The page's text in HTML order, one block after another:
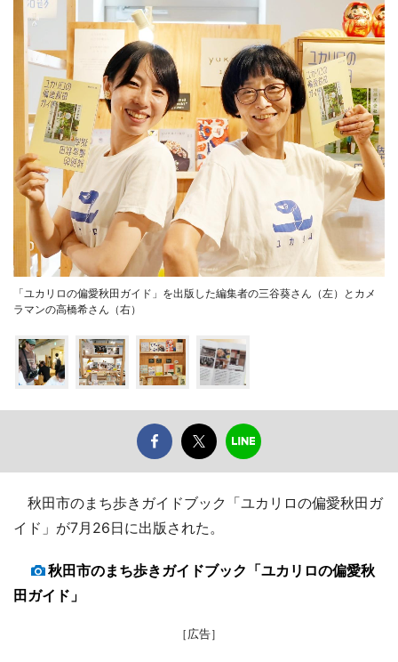
「ユカリロの偏愛秋田ガイド」を出版した編集者の三谷葵さん（左）とカメ
ラマンの高橋希さん（右）
秋田市のまち歩きガイドブック「ユカリロの偏愛秋田ガ
イド」が7月26日に出版された。
秋田市のまち歩きガイドブック「ユカリロの偏愛秋
田ガイド」
［広告］